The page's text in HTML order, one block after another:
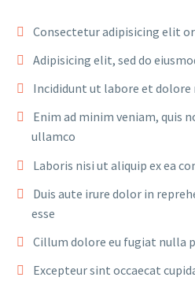
Consectetur adipisicing elit
Adipisicing elit, sed do
Incididunt ut labore et dolore
Enim ad minim veniam, quis
ullamco
Laboris nisi ut aliquip ex ea
Duis aute irure dolor in
esse
Cillum dolore eu fugiat nulla
Excepteur sint occaecat